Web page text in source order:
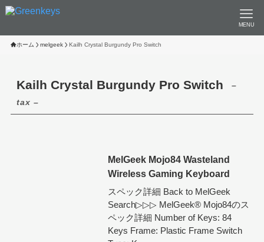
MENU
ホーム melgeek Kailh Crystal Burgundy Pro Switch
Kailh Crystal Burgundy Pro Switch
–
tax –
MelGeek Mojo84 Wasteland
Wireless Gaming Keyboard
スペック詳細 Back to MelGeek
Search▷▷▷ MelGeek®︎ Mojo84のス
ペック詳細 Number of Keys: 84
Keys Frame: Plastic Frame Switch